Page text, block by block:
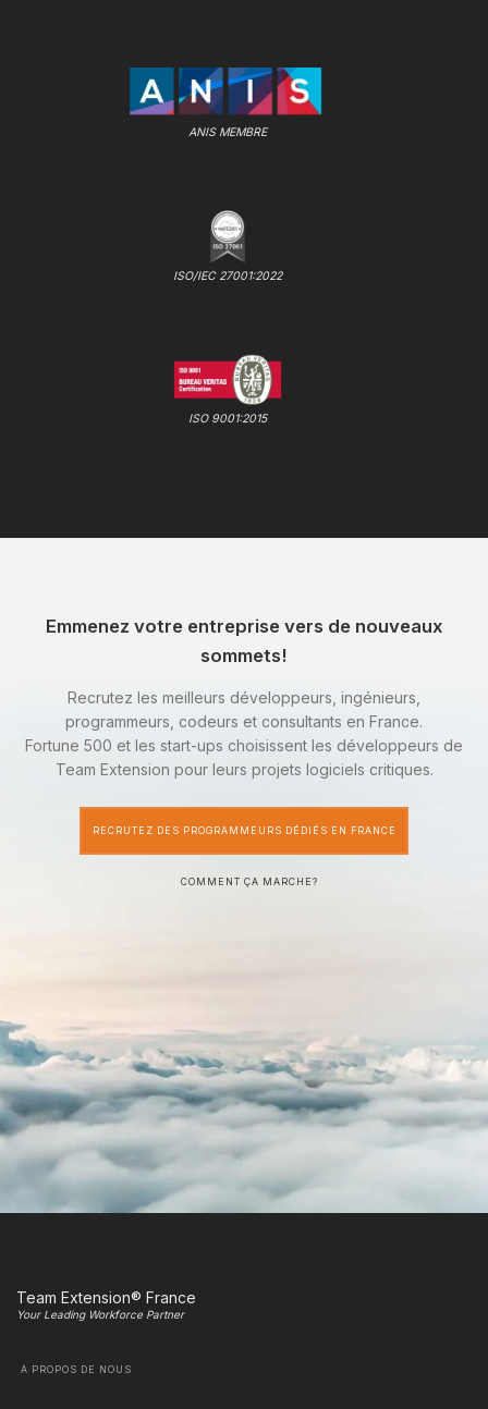
ANIS MEMBRE
ISO/IEC 27001:2022
ISO 9001:2015
Emmenez votre entreprise vers de nouveaux
sommets!
Recrutez les meilleurs développeurs, ingénieurs,
programmeurs, codeurs et consultants en France.
Fortune 500 et les start-ups choisissent les développeurs de
Team Extension pour leurs projets logiciels critiques.
RECRUTEZ DES PROGRAMMEURS DÉDIÉS EN FRANCE
COMMENT ÇA MARCHE?
Team Extension® France
Your Leading Workforce Partner
À PROPOS DE NOUS